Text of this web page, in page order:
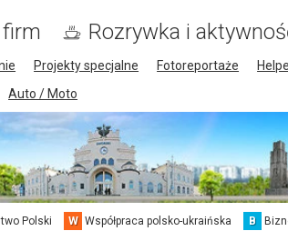
Rozrywka i
Projekty specjalne Fotoreportaże
Auto / Moto
Polski W Współpraca polsko-ukraińska B